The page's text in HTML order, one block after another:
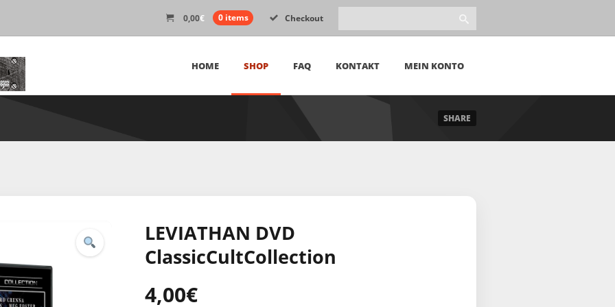
0,00€ 0 items Checkout
HOME SHOP FAQ KONTAKT MEIN KONTO
SHARE
LEVIATHAN DVD
ClassicCultCollection
4,00€